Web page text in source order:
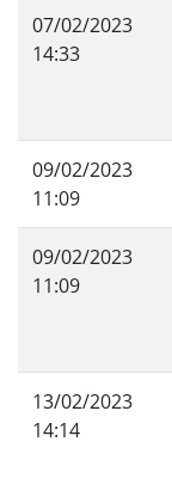
07/02/2023
14:33
09/02/2023
11:09
09/02/2023
11:09
13/02/2023
14:14